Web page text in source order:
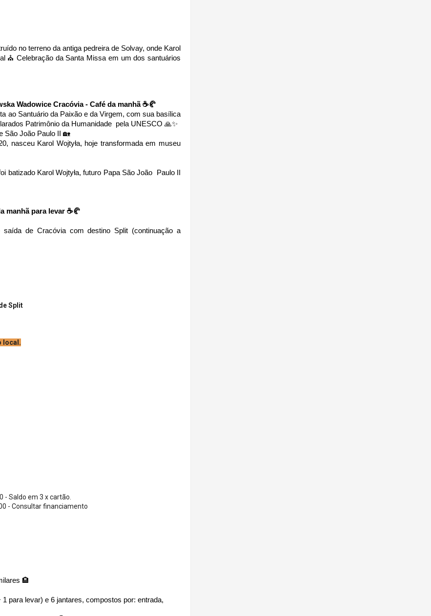
no terreno da antiga pedreira de Solvay, onde Karol
⛪ Celebração da Santa Missa em um dos santuários
Wadowice Cracóvia - Café da manhã ☕🥐
ao Santuário da Paixão e da Virgem, com sua basílica
Patrimônio da Humanidade  pela UNESCO 🙏✨
São João Paulo II 🏡
nasceu Karol Wojtyła, hoje transformada em museu
Karol Wojtyła, futuro Papa São João  Paulo II
manhã para levar ☕🥐
de Cracóvia com destino Split (continuação a
Split
local.
- Saldo em 3 x cartão.
- Consultar financiamento
🏨
para levar) e 6 jantares, compostos por: entrada,